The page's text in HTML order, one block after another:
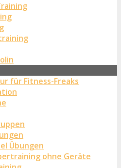
für Fitness-Freaks
Übungen
ohne Geräte